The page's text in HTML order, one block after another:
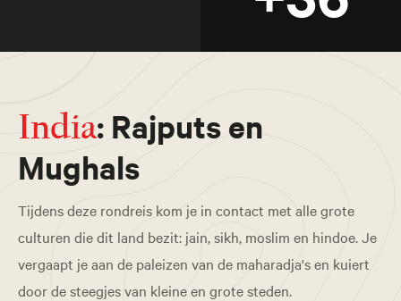
India: Rajputs en
Mughals
Tijdens deze rondreis kom je in contact met alle grote
culturen die dit land bezit: jain, sikh, moslim en hindoe. Je
vergaapt je aan de paleizen van de maharadja's en kuiert
door de steegjes van kleine en grote steden.